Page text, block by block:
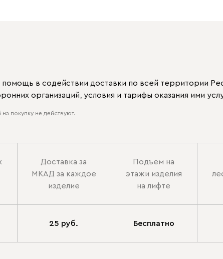
в содействии доставки по всей территории
организаций, условия и тарифы оказания ими
покупку не действуют.
Доставка за
МКАД за каждое
изделие
Подъем на
этажи изделия
на лифте
25 руб. Бесплатно